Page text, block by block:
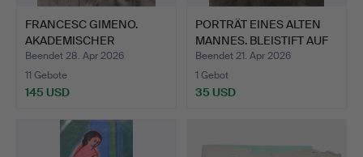
FRANCESC GIMENO.
AKADEMISCHER
WEIBLICHER A…
Beendet 28. Apr 2026
11 Gebote
145 USD
PORTRÄT EINES ALTEN
MANNES. BLEISTIFT AUF
…
Beendet 21. Apr 2026
1 Gebot
35 USD